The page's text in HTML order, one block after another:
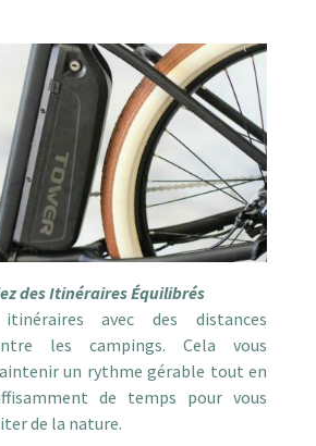
des Itinéraires Équilibrés
avec des distances
les campings. Cela vous
un rythme gérable tout en
de temps pour vous
de la nature.